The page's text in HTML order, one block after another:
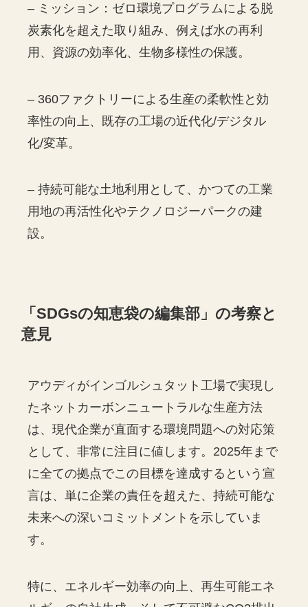
– ミッション：ゼロ環境プログラムによる脱
炭素化を超えた取り組み、例えば水の再利
用、資源の効率化、生物多様性の保護。
– 360ファクトリーによる生産の柔軟性と効
率性の向上、既存の工場の近代化/デジタル
化/変革。
– 持続可能な土地利用として、かつての工業
用地の再活性化やテクノロジーパークの建
設。
「SDGsの知恵袋の編集部」の考察と
意見
アウディがインゴルシュタット工場で実現し
たネットカーボンニュートラルな生産方法
は、現代企業が直面する環境問題への対応策
として、非常に注目に値します。2025年まで
に全ての拠点でこの目標を達成するという宣
言は、単に企業の責任を超えた、持続可能な
未来への深いコミットメントを示していま
す。
特に、エネルギー効率の向上、再生可能エネ